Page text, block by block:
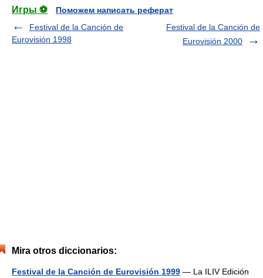
Игры ⚽
Поможем написать реферат
Festival de la Canción de
Eurovisión 1998
Festival de la Canción de
Eurovisión 2000
Mira otros diccionarios:
Festival de la Canción de Eurovisión 1999 — La ILIV Edición